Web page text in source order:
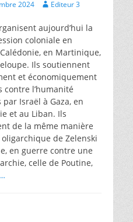
2024 AuteurEditeur 3
aujourd’hui la
coloniale en
en Martinique,
Ils soutiennent
et économiquement
contre l’humanité
Israël à Gaza, en
et au Liban. Ils
de la même manière
de Zelenski
en guerre contre une
celle de Poutine,